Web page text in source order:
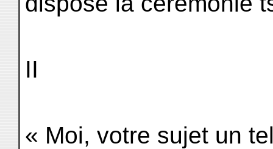
II
« Moi, votre sujet un